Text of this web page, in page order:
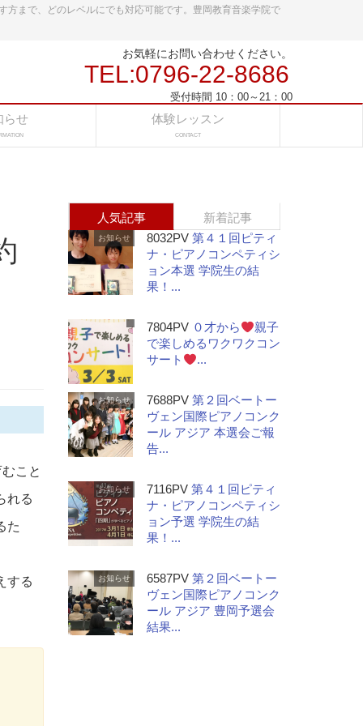
方まで、どのレベルにでも対応可能です。豊岡教育音楽学院で
お気軽にお問い合わせください。
TEL:0796-22-8686
受付時間 10：00～21：00
らせ 体験レッスン
CONTACT
こと
れる
た
する
人気記事 新着記事
お知らせ 8032PV 第４１回ピティ
ナ・ピアノコンペティシ
ョン本選 学院生の結
果！...
7804PV ０才から
親子
で楽しめるワクワクコン
サート
...
お知らせ 7688PV 第２回ベートー
ヴェン国際ピアノコンク
ール アジア 本選会ご報
告...
お知らせ 7116PV 第４１回ピティ
ナ・ピアノコンペティシ
ョン予選 学院生の結
果！...
お知らせ 6587PV 第２回ベートー
ヴェン国際ピアノコンク
ール アジア 豊岡予選会
結果...